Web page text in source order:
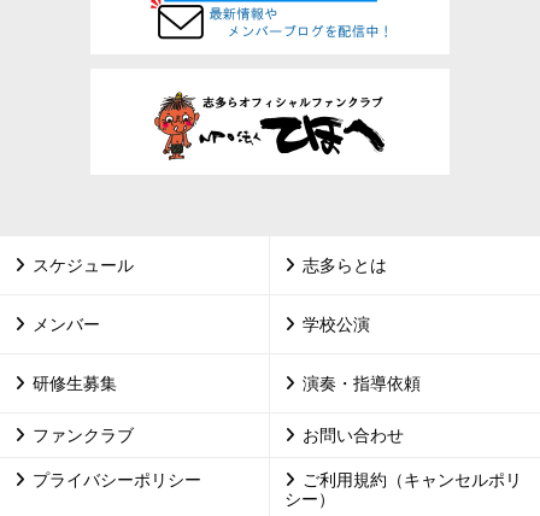
スケジュール 志多らとは
メンバー 学校公演
研修生募集 演奏・指導依頼
ファンクラブ お問い合わせ
プライバシーポリシー
ご利用規約（キャンセルポリ
シー）